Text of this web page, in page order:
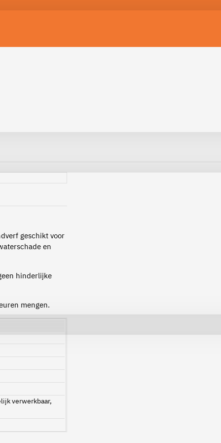
geschikt voor
en
hinderlijke
mengen.
verwerkbaar,